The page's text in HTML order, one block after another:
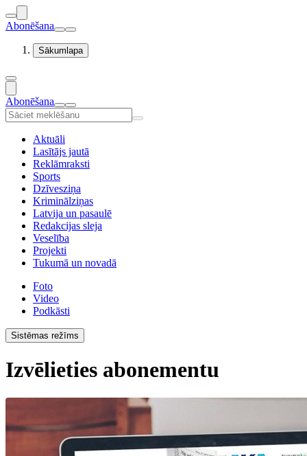
Abonēšana
Sākumlapa
Abonēšana
Aktuāli
Lasītājs jautā
Reklāmraksti
Sports
Dzīvesziņa
Kriminālziņas
Latvija un pasaulē
Redakcijas sleja
Veselība
Projekti
Tukumā un novadā
Foto
Video
Podkāsti
Sistēmas režīms
Izvēlieties abonementu